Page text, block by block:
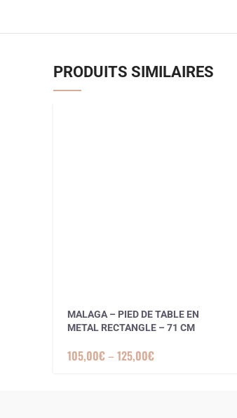
PRODUITS SIMILAIRES
MALAGA – PIED DE TABLE EN
METAL RECTANGLE – 71 CM
105,00€–125,00€